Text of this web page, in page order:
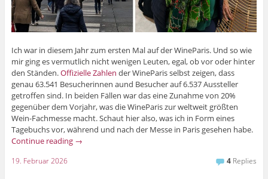
Ich war in diesem Jahr zum ersten Mal auf der WineParis. Und so wie
mir ging es vermutlich nicht wenigen Leuten, egal, ob vor oder hinter
den Ständen.Offizielle Zahlen der WineParis selbst zeigen, dass
genau 63.541 Besucherinnen aund Besucher auf 6.537 Aussteller
getroffen sind. In beiden Fällen war das eine Zunahme von 20%
gegenüber dem Vorjahr, was die WineParis zur weltweit größten
Wein-Fachmesse macht. Schaut hier also, was ich in Form eines
Tagebuchs vor, während und nach der Messe in Paris gesehen habe.
Continue reading →
19. Februar 2026 4 Replies